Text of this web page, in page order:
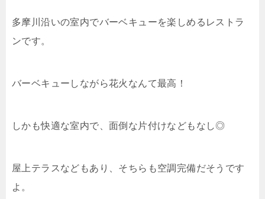
多摩川沿いの室内でバーベキューを楽しめるレストラ
ンです。
バーベキューしながら花火なんて最高！
しかも快適な室内で、面倒な片付けなどもなし◎
屋上テラスなどもあり、そちらも空調完備だそうです
よ。